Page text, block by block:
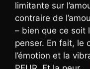
limitante sur
contraire de
– bien que ce soit
penser. En fait, le
l’émotion et la